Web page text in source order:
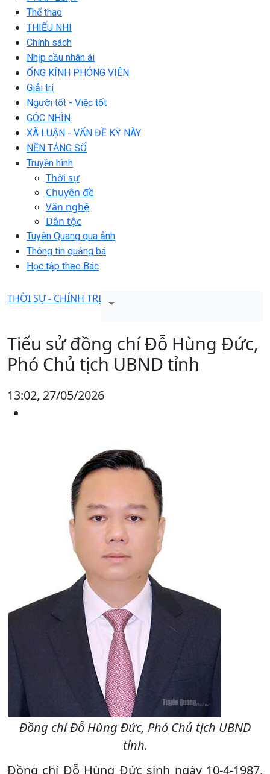
Thể thao
THIẾU NHI
Chính sách
Nhịp cầu nhân ái
ỐNG KÍNH PHÓNG VIÊN
Giải trí
Người tốt - Việc tốt
GÓC NHÌN
XÃ LUẬN - VẤN ĐỀ KỲ NÀY
NỀN TẢNG SỐ
Truyền hình
Thời sự
Chuyên đề
Văn nghệ
Dân tộc
Tuyên Quang qua ảnh
Thông tin quảng bá
Học tập theo Bác
THỜI SỰ - CHÍNH TRỊ
Tiểu sử đồng chí Đỗ Hùng Đức,
Phó Chủ tịch UBND tỉnh
13:02, 27/05/2026
Đồng chí Đỗ Hùng Đức, Phó Chủ tịch UBND
tỉnh.
Đồng chí Đỗ Hùng Đức sinh ngày 10-4-1987,